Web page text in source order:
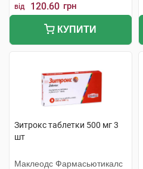
від 120.60 грн
КУПИТИ
Зитрокс таблетки 500 мг 3
шт
Маклеодс Фармасьютикалс